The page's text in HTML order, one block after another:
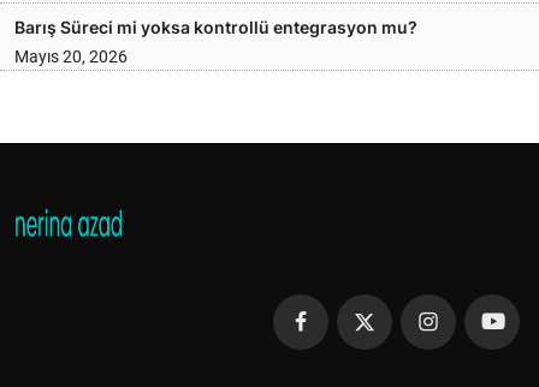
Barış Süreci mi yoksa kontrollü entegrasyon mu?
Mayıs 20, 2026